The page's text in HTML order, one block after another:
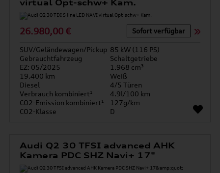
virtual Opt-schw+ Kam.
26.980,00 € Sofort verfügbar
SUV/Geländewagen/Pickup 85 kW (116 PS)
Gebrauchtfahrzeug
Schaltgetriebe
EZ: 05/2025
1.968 cm³
19.400 km
Weiß
Diesel
4/5 Türen
Verbrauch kombiniert¹
4.9l/100 km
CO2-Emission kombiniert¹
127g/km
CO2-Klasse
D
Audi Q2 30 TFSI advanced AHK
Kamera PDC SHZ Navi+ 17"